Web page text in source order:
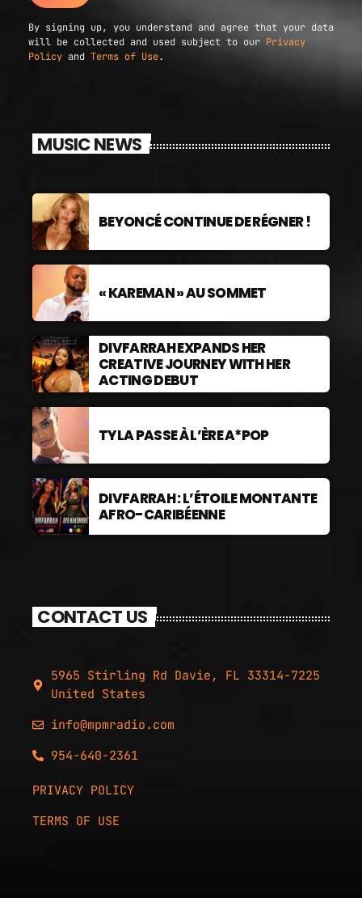
By signing up, you understand and agree that your data
will be collected and used subject to our Privacy
Policy and Terms of Use.
MUSIC NEWS
BEYONCÉ CONTINUE DE RÉGNER !
« KAREMAN » AU SOMMET
DIVFARRAH EXPANDS HER
CREATIVE JOURNEY WITH HER
ACTING DEBUT
TYLA PASSE À L’ÈRE A*POP
DIVFARRAH : L’ÉTOILE MONTANTE
AFRO-CARIBÉENNE
CONTACT US
5965 Stirling Rd Davie, FL 33314-7225
United States
info@mpmradio.com
954-640-2361
PRIVACY POLICY
TERMS OF USE